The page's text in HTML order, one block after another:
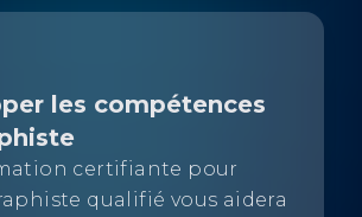
les compétences
certifiante pour
qualifié vous aidera